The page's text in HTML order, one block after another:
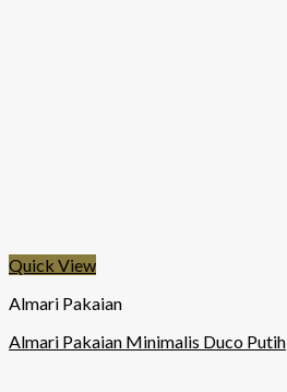
Quick View
Almari Pakaian
Almari Pakaian Minimalis Duco Putih